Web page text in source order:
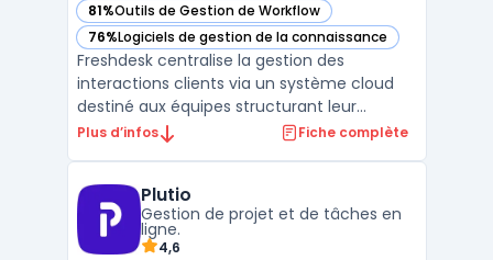
81%Outils de Gestion de Workflow
— voir Freshdesk dans cette catégorie
76%Logiciels de gestion de la connaissance
— voir Freshdesk dans cette catégorie
Freshdesk centralise la gestion des
interactions clients via un système cloud
destiné aux équipes structurant leur
support au quotidien. Les PME B2B, les
pour organiser les processus de support
client. La plateforme co ...
Plus d’infos Fiche complète
Plutio
Gestion de projet et de tâches en
ligne.
4,6